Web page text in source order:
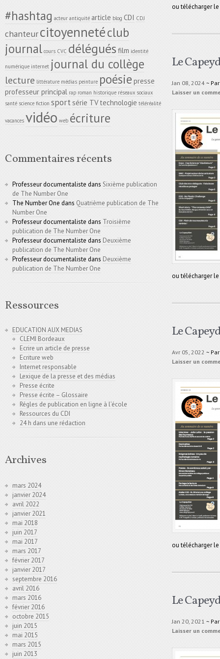
ou télécharger le
Le
Jan 08, 2024 ~
Laisser un
ou télécharger le
Le
Avr 05, 2022 ~
Laisser un
ou télécharger le
Le
Jan 20, 2021 ~
Laisser un
#hashtag acteur antiquité article blog CDI CDJ
chanteurcitoyennetéclub
journal cours CVC délégués film identité
numérique internet journal du collège
lecture littérature médias peinture poésie presse
professeur principal rap roman historique réseaux sociaux
santé science fiction sportsérie TV technologie téléréalité
vacances vidéo web écriture
Commentaires récents
Professeur documentaliste dans Sixième publication
de The Number One
The Number One dans Quatrième publication de The
Number One
Professeur documentaliste dans Troisième
publication de The Number One
Professeur documentaliste dans Deuxième
publication de The Number One
Professeur documentaliste dans Deuxième
publication de The Number One
Ressources
EDUCATION AUX MEDIAS
CLEMI Bordeaux
Ecrire un article de presse
Ecriture web
Internet responsable
Lexique de la presse et des médias
Presse écrite
Presse écrite – Glossaire
Régles de publication en ligne à l’école
Ressources du CDI
24 h dans une rédaction
Archives
mars 2024
janvier 2024
avril 2022
janvier 2021
mai 2018
juin 2017
mai 2017
mars 2017
février 2017
janvier 2017
septembre 2016
avril 2016
mars 2016
février 2016
octobre 2015
juin 2015
mai 2015
mars 2015
juin 2013